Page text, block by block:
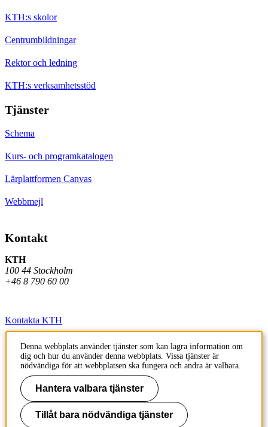
KTH:s skolor
Centrumbildningar
Rektor och ledning
KTH:s verksamhetsstöd
Tjänster
Schema
Kurs- och programkatalogen
Lärplattformen Canvas
Webbmejl
Kontakt
KTH
100 44 Stockholm
+46 8 790 60 00
Kontakta KTH
Jobba på KTH
Press och media
Faktura och betalning KTH
Om KTH:s webbplatser
Denna webbplats använder tjänster som kan lagra information om
dig och hur du använder denna webbplats. Vissa tjänster är
nödvändiga för att webbplatsen ska fungera och andra är valbara.
Hantera valbara tjänster
Tillåt bara nödvändiga tjänster